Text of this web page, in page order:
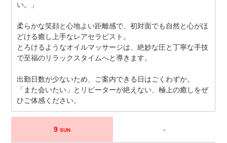
い。」
柔らかな笑顔と心地よい距離感で、初対面でも自然と心がほ
どける癒し上手なレアセラピスト。
とろけるようなオイルマッサージは、絶妙な圧と丁寧な手技
で至福のリラックスタイムへと導きます。
出勤日数が少ないため、ご案内できる日はごくわずか。
「また会いたい」とリピーターが絶えない、極上の癒しをぜ
ひご体感ください。
9SUN -